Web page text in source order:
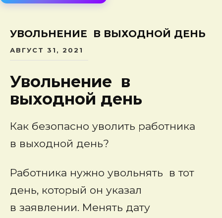
УВОЛЬНЕНИЕ В ВЫХОДНОЙ ДЕНЬ
АВГУСТ 31, 2021
Увольнение в
выходной день
Как безопасно уволить работника
в выходной день?
Работника нужно увольнять в тот
день, который он указал
в заявлении. Менять дату